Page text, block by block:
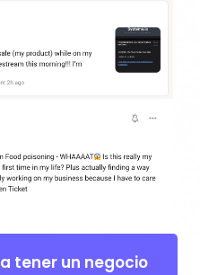
tener un negocio